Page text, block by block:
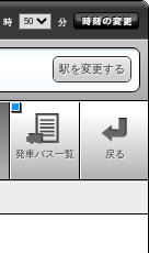
時 分
駅を変更する
発車バス一覧 戻る